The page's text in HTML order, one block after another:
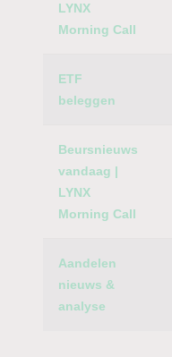
LYNX
Morning Call
ETF
beleggen
Beursnieuws
vandaag |
LYNX
Morning Call
Aandelen
nieuws &
analyse